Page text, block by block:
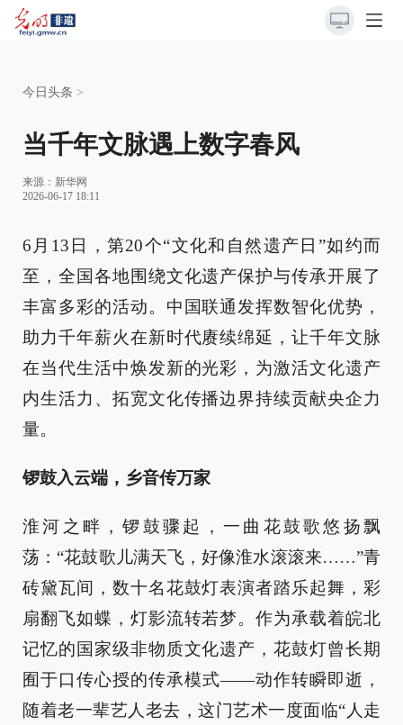
今日头条 >
当千年文脉遇上数字春风
来源： 新华网
2026-06-17 18:11
6月13日，第20个“文化和自然遗产日”如约而
至，全国各地围绕文化遗产保护与传承开展了
丰富多彩的活动。中国联通发挥数智化优势，
助力千年薪火在新时代赓续绵延，让千年文脉
在当代生活中焕发新的光彩，为激活文化遗产
内生活力、拓宽文化传播边界持续贡献央企力
量。
锣鼓入云端，乡音传万家
淮河之畔，锣鼓骤起，一曲花鼓歌悠扬飘
荡：“花鼓歌儿满天飞，好像淮水滚滚来……”青
砖黛瓦间，数十名花鼓灯表演者踏乐起舞，彩
扇翻飞如蝶，灯影流转若梦。作为承载着皖北
记忆的国家级非物质文化遗产，花鼓灯曾长期
囿于口传心授的传承模式——动作转瞬即逝，
随着老一辈艺人老去，这门艺术一度面临“人走